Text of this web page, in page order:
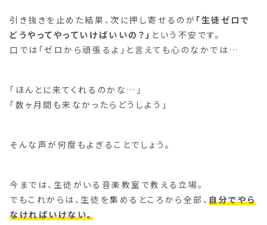
引き抜きを止めた結果、次に押し寄せるのが 「生徒ゼロで
どうやってやっていけばいいの？」 という不安です。
口では「ゼロから頑張るよ」と言えても心のなかでは…
「ほんとに来てくれるのかな…」
「数ヶ月間も来なかったらどうしよう」
そんな声が何度もよぎることでしょう。
今までは、生徒がいる音楽教室で教える立場。
でもこれからは、生徒を集めるところから全部、自分でやら
なければいけない。